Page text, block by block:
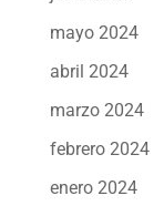
mayo 2024
abril 2024
marzo 2024
febrero 2024
enero 2024